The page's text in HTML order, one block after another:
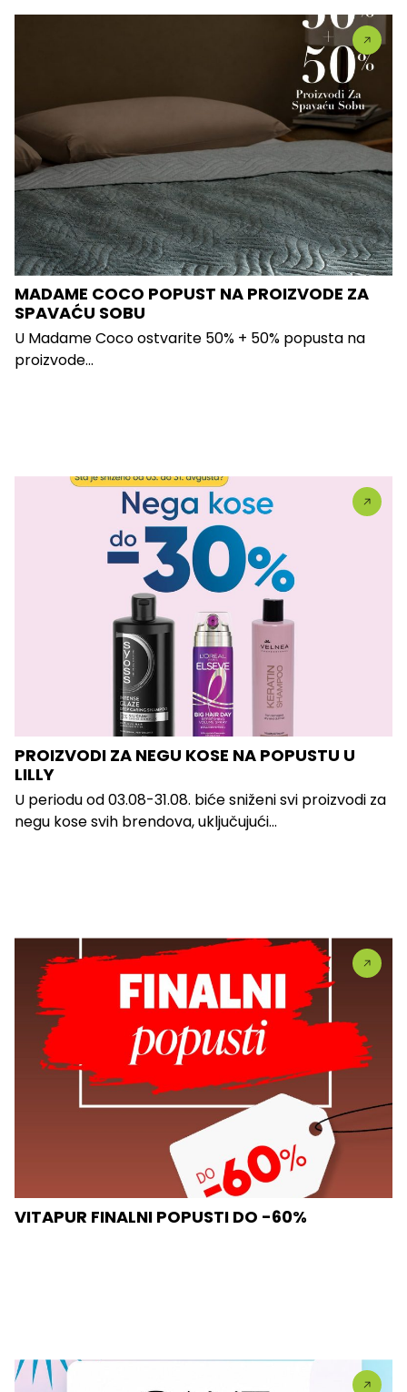
MADAME COCO POPUST NA PROIZVODE ZA
SPAVAĆU SOBU
U Madame Coco ostvarite 50% + 50% popusta na
proizvode...
PROIZVODI ZA NEGU KOSE NA POPUSTU U
LILLY
U periodu od 03.08-31.08. biće sniženi svi proizvodi za
negu kose svih brendova, uključujući...
VITAPUR FINALNI POPUSTI DO -60%